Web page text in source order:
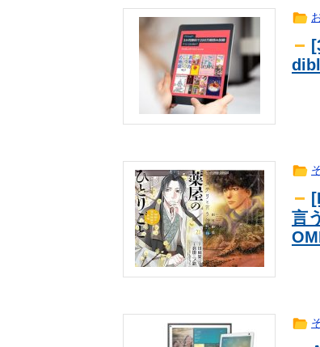
大人気声優・岡咲美保ちゃ
芸能 【画像】チキン南蛮＋豚カ
【ウマ娘】アイネスのこの
海外翻訳 海外「さすが日本！」日本
海外翻訳 【朗報】韓国人「Jリーグ
生活 娘「おばあちゃんちってお
news
夫・ひろゆき氏に西村ゆか
を続けるのは無理」
2ch 【悲報】ガキのころ弁当に
言